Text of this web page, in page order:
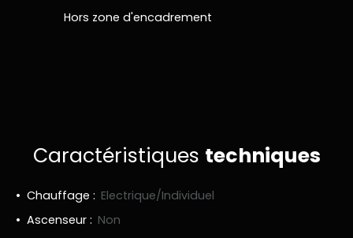
Hors zone d'encadrement
Caractéristiques techniques
Chauffage : Electrique/Individuel
Ascenseur : Non